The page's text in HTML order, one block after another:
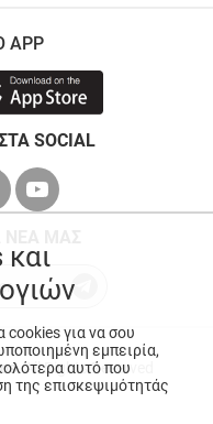
APP
SOCIAL
. All Rights Reserved
για να σου
εμπειρία,
αυτό που
της επισκεψιμότητάς